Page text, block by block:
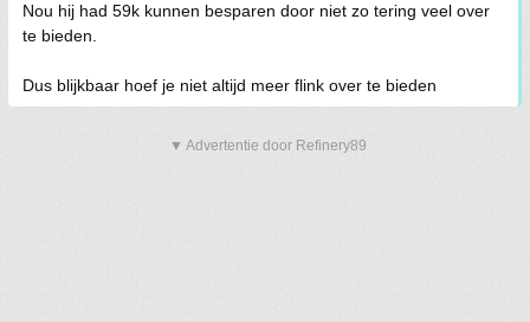
Nou hij had 59k kunnen besparen door niet zo tering veel over
te bieden.
Dus blijkbaar hoef je niet altijd meer flink over te bieden
▼ Advertentie door Refinery89